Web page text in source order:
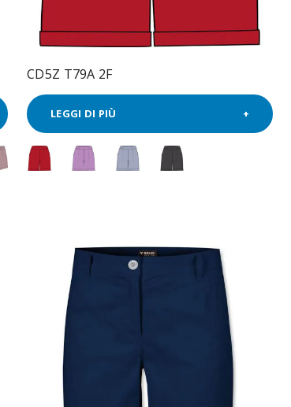
CD5Z T79A 2F
LEGGI DI PIÙ